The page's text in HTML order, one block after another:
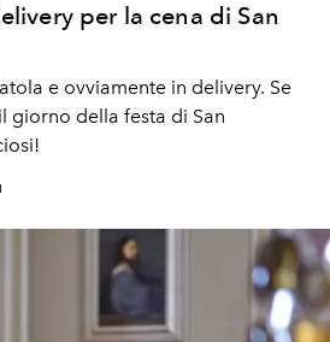
per la cena di San
e ovviamente in delivery. Se
giorno della festa di San